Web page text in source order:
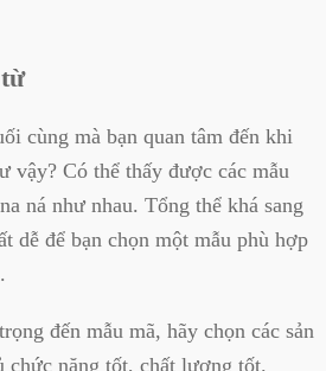
cùng mà bạn quan tâm đến khi
vậy? Có thể thấy được các mẫu
ná như nhau. Tổng thể khá sang
dễ để bạn chọn một mẫu phù hợp
đến mẫu mã, hãy chọn các sản
chức năng tốt, chất lượng tốt.